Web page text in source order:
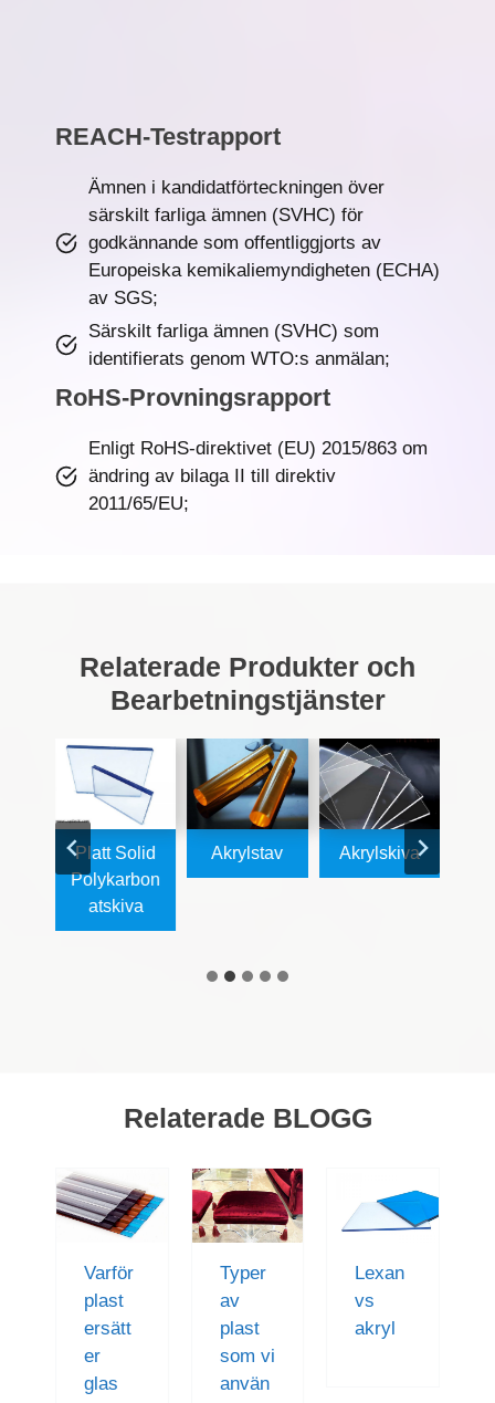
REACH-Testrapport
Ämnen i kandidatförteckningen över
särskilt farliga ämnen (SVHC) för
godkännande som offentliggjorts av
Europeiska kemikaliemyndigheten (ECHA)
av SGS;
Särskilt farliga ämnen (SVHC) som
identifierats genom WTO:s anmälan;
RoHS-Provningsrapport
Enligt RoHS-direktivet (EU) 2015/863 om
ändring av bilaga II till direktiv
2011/65/EU;
Relaterade Produkter och
Bearbetningstjänster
Platt Solid
Polykarbon
Atskiva
Akrylstav Akrylskiva
Relaterade BLOGG
Varför
plast
ersätt
er
glas
Typer
av
plast
som vi
använ
Lexan
vs
akryl